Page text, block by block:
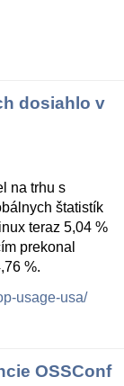
dosiahlo v
na trhu s
štatistík
teraz 5,04 %
prekonal
%.
usage-usa/
OSSConf